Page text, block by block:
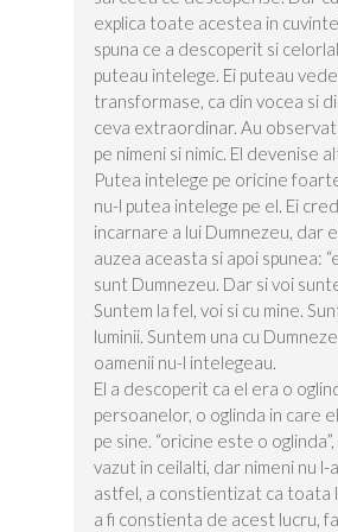
explica toate acestea in
spuna ce a descoperit si
puteau intelege. Ei puteau
transformase, ca din vocea si
ceva extraordinar. Au observat
pe nimeni si nimic. El devenise
Putea intelege pe oricine
nu-l putea intelege pe el. Ei
incarnare a lui Dumnezeu, dar
auzea aceasta si apoi spunea:
sunt Dumnezeu. Dar si voi
Suntem la fel, voi si cu mine.
luminii. Suntem una cu
oamenii nu-l intelegeau.
El a descoperit ca el era o
persoanelor, o oglinda in care
pe sine. “oricine este o oglinda”,
vazut in ceilalti, dar nimeni nu l-
astfel, a constientizat ca toata
a fi constienta de acest lucru,